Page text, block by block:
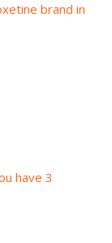
brand in
have 3